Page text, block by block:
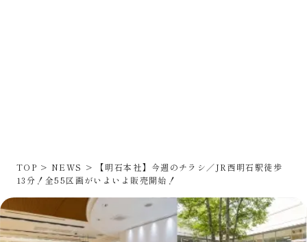
TOP NEWS
【明石本社】今週のチラシ／JR西明石駅徒歩
13分！全55区画がいよいよ販売開始！